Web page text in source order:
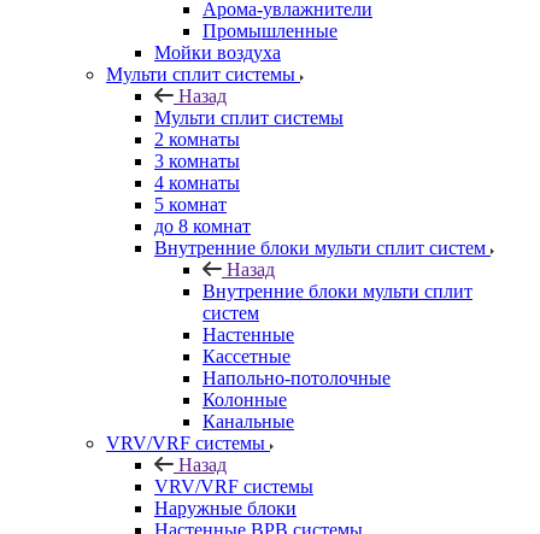
Арома-увлажнители
Промышленные
Мойки воздуха
Мульти сплит системы
Назад
Мульти сплит системы
2 комнаты
3 комнаты
4 комнаты
5 комнат
до 8 комнат
Внутренние блоки мульти сплит систем
Назад
Внутренние блоки мульти сплит
систем
Настенные
Кассетные
Напольно-потолочные
Колонные
Канальные
VRV/VRF системы
Назад
VRV/VRF системы
Наружные блоки
Настенные ВРВ системы